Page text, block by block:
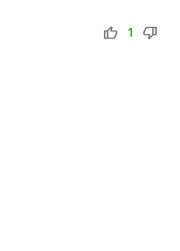
thumb_up thumb_down
1